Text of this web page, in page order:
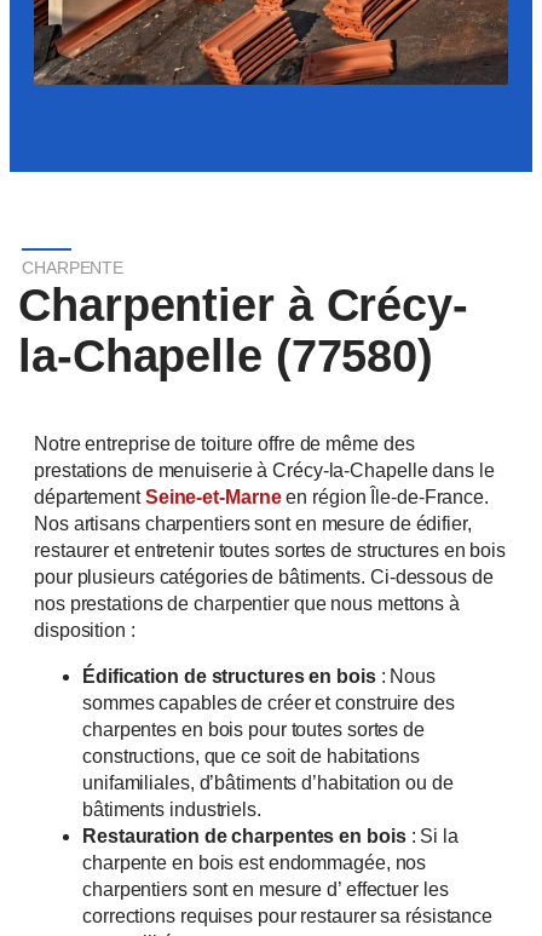
CHARPENTE
Charpentier à Crécy-
la-Chapelle (77580)
Notre entreprise de toiture offre de même des
prestations de menuiserie à Crécy-la-Chapelle dans le
départementSeine-et-Marneen région Île-de-France.
Nos artisans charpentiers sont en mesure de édifier,
restaurer et entretenir toutes sortes de structures en bois
pour plusieurs catégories de bâtiments. Ci-dessous de
nos prestations de charpentier que nous mettons à
disposition :
Édification de structures en bois: Nous
sommes capables de créer et construire des
charpentes en bois pour toutes sortes de
constructions, que ce soit de habitations
unifamiliales, d’bâtiments d’habitation ou de
bâtiments industriels.
Restauration de charpentes en bois: Si la
charpente en bois est endommagée, nos
charpentiers sont en mesure d’ effectuer les
corrections requises pour restaurer sa résistance
Une question ? Un besoin ?
ON VOUS RAPPELLE
Inscrivez votre numéro de téléphone ci-
dessous et on vous rappellera rapidement.